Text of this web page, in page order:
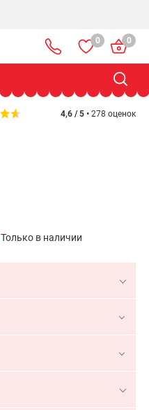
0 0
4,6 / 5 • 278 оценок
Только в наличии